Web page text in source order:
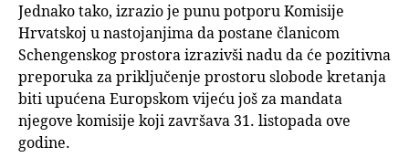
Jednako tako, izrazio je punu potporu Komisije
Hrvatskoj u nastojanjima da postane članicom
Schengenskog prostora izrazivši nadu da će pozitivna
preporuka za priključenje prostoru slobode kretanja
biti upućena Europskom vijeću još za mandata
njegove komisije koji završava 31. listopada ove
godine.